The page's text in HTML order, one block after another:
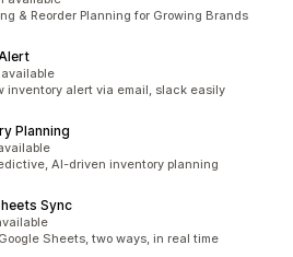
& Reorder Planning for Growing Brands
inventory alert via email, slack easily
Planning
AI-driven inventory planning
Sync
Sheets, two ways, in real time